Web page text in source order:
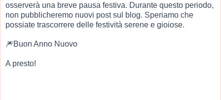
osserverà una breve pausa festiva. Durante questo periodo,
non pubblicheremo nuovi post sul blog. Speriamo che
possiate trascorrere delle festività serene e gioiose.
🎆Buon Anno Nuovo
A presto!